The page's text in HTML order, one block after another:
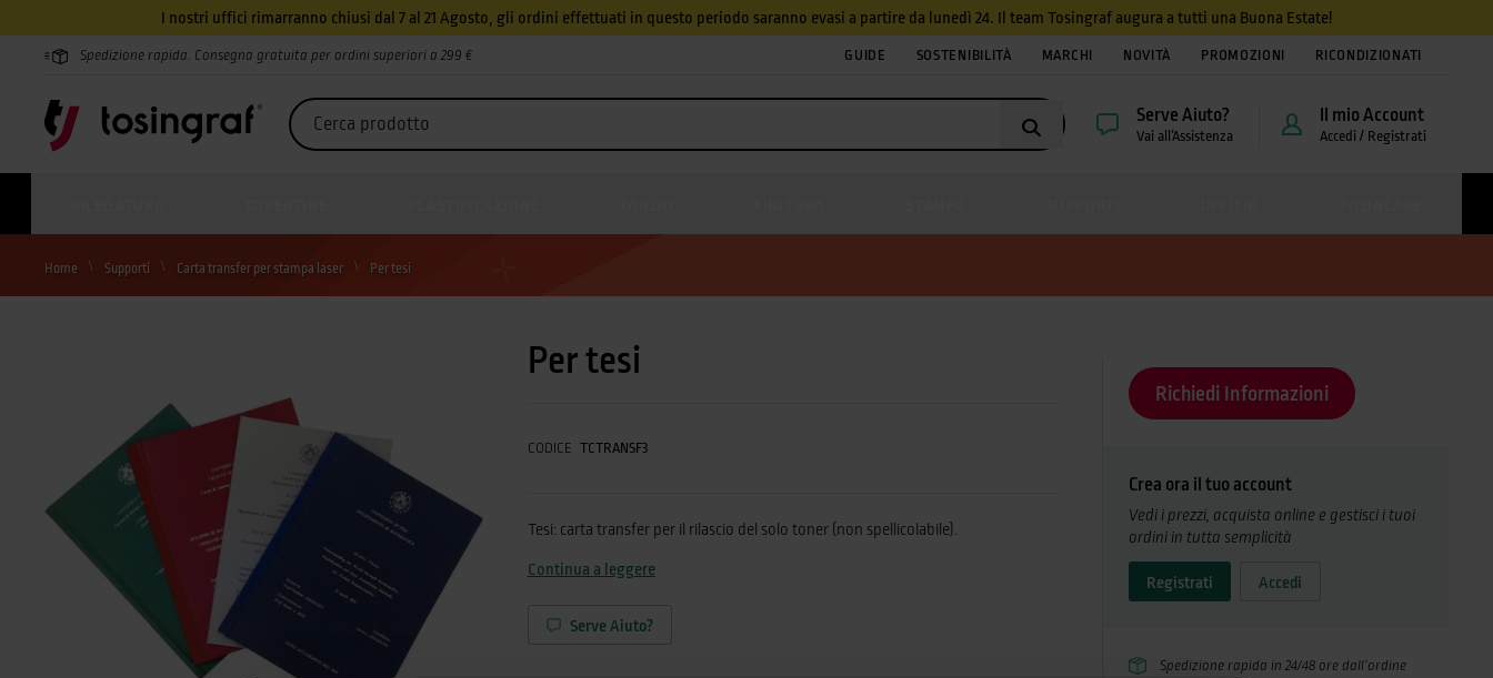
I nostri uffici rimarranno chiusi dal 7 al 21 Agosto, gli ordini effettuati in questo periodo saranno evasi a partire da lunedì 24. Il team Tosingraf augura a tutti una Buona Estate!
Spedizione rapida. Consegna gratuita per ordini superiori a 299 € GUIDE SOSTENIBILITÀ MARCHI NOVITÀ PROMOZIONI RICONDIZIONATI
Serve Aiuto?
Vai all’Assistenza
Il mio Account
Accedi / Registrati
Home Supporti Carta transfer per stampa laser Per tesi
Per tesi
CODICE TCTRANSF3
Tesi: carta transfer per il rilascio del solo toner (non spellicolabile).
Continua a leggere
Serve Aiuto?
Richiedi Informazioni
Crea ora il tuo account
Vedi i prezzi, acquista online e gestisci i tuoi
ordini in tutta semplicità
Registrati Accedi
Spedizione rapida in 24/48 ore dall’ordine